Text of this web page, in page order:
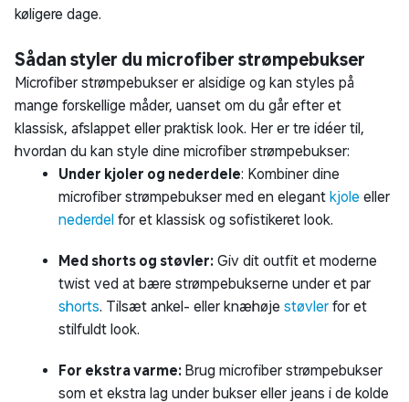
køligere dage.
Sådan styler du microfiber strømpebukser
Microfiber strømpebukser er alsidige og kan styles på
mange forskellige måder, uanset om du går efter et
klassisk, afslappet eller praktisk look. Her er tre idéer til,
hvordan du kan style dine microfiber strømpebukser:
Under kjoler og nederdele: Kombiner dine
microfiber strømpebukser med en elegant kjole eller
nederdel for et klassisk og sofistikeret look.
Med shorts og støvler: Giv dit outfit et moderne
twist ved at bære strømpebukserne under et par
shorts. Tilsæt ankel- eller knæhøje støvler for et
stilfuldt look.
For ekstra varme: Brug microfiber strømpebukser
som et ekstra lag under bukser eller jeans i de kolde